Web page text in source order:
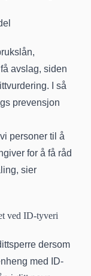
avslag, siden
I så
prevensjon
personer til å
for å få råd
sier
ved ID-tyveri
dersom
med ID-